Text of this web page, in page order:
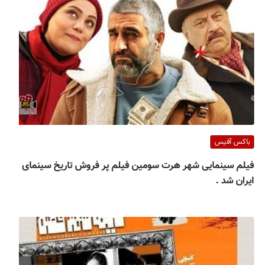
باکس آفیس
فیلم سینمایی شهر هرت سومین فیلم پر فروش تاریخ سینمای
ایران شد .